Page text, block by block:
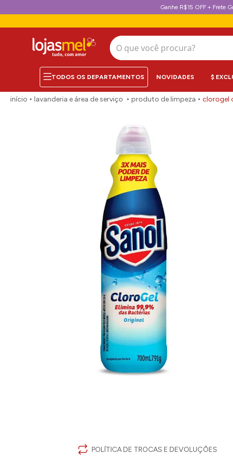
Ganhe R$15 OFF + Frete
O que você procura?
NOVIDADES $
lavanderia e área de serviço produto de limpeza clorogel
POLÍTICA DE TROCAS E DEVOLUÇÕES